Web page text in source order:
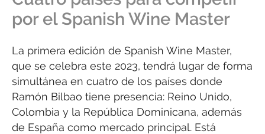
por el Spanish Wine Master
La primera edición de Spanish Wine Master,
que se celebra este 2023, tendrá lugar de forma
simultánea en cuatro de los países donde
Ramón Bilbao tiene presencia: Reino Unido,
Colombia y la República Dominicana, además
de España como mercado principal. Está